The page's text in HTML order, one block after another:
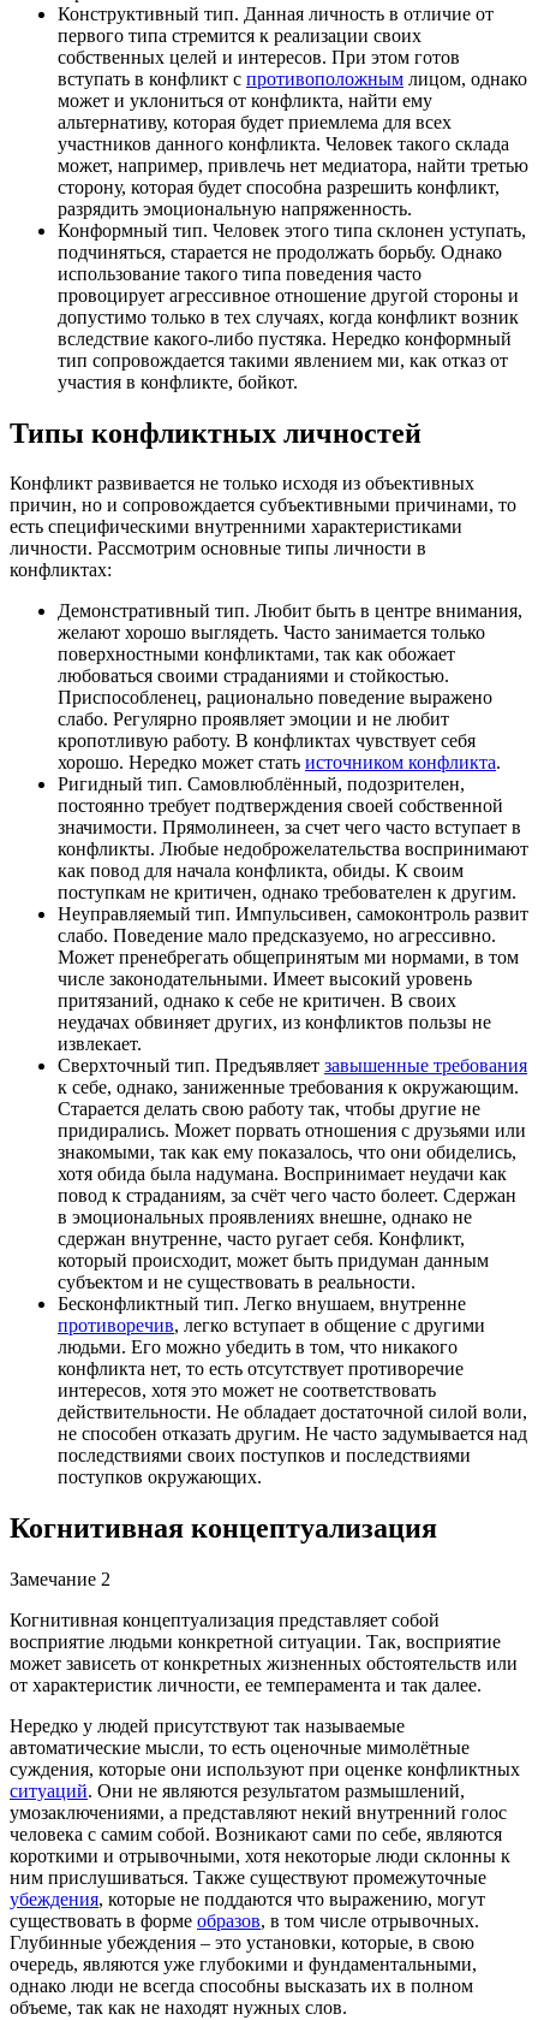
Конструктивный тип. Данная личность в отличие от
первого типа стремится к реализации своих
собственных целей и интересов. При этом готов
вступать в конфликт с противоположным лицом, однако
может и уклониться от конфликта, найти ему
альтернативу, которая будет приемлема для всех
участников данного конфликта. Человек такого склада
может, например, привлечь нет медиатора, найти третью
сторону, которая будет способна разрешить конфликт,
разрядить эмоциональную напряженность.
Конформный тип. Человек этого типа склонен уступать,
подчиняться, старается не продолжать борьбу. Однако
использование такого типа поведения часто
провоцирует агрессивное отношение другой стороны и
допустимо только в тех случаях, когда конфликт возник
вследствие какого-либо пустяка. Нередко конформный
тип сопровождается такими явлением ми, как отказ от
участия в конфликте, бойкот.
Типы конфликтных личностей
Конфликт развивается не только исходя из объективных
причин, но и сопровождается субъективными причинами, то
есть специфическими внутренними характеристиками
личности. Рассмотрим основные типы личности в
конфликтах:
Демонстративный тип. Любит быть в центре внимания,
желают хорошо выглядеть. Часто занимается только
поверхностными конфликтами, так как обожает
любоваться своими страданиями и стойкостью.
Приспособленец, рационально поведение выражено
слабо. Регулярно проявляет эмоции и не любит
кропотливую работу. В конфликтах чувствует себя
хорошо. Нередко может стать источником конфликта.
Ригидный тип. Самовлюблённый, подозрителен,
постоянно требует подтверждения своей собственной
значимости. Прямолинеен, за счет чего часто вступает в
конфликты. Любые недоброжелательства воспринимают
как повод для начала конфликта, обиды. К своим
поступкам не критичен, однако требователен к другим.
Неуправляемый тип. Импульсивен, самоконтроль развит
слабо. Поведение мало предсказуемо, но агрессивно.
Может пренебрегать общепринятым ми нормами, в том
числе законодательными. Имеет высокий уровень
притязаний, однако к себе не критичен. В своих
неудачах обвиняет других, из конфликтов пользы не
извлекает.
Сверхточный тип. Предъявляет завышенные требования
к себе, однако, заниженные требования к окружающим.
Старается делать свою работу так, чтобы другие не
придирались. Может порвать отношения с друзьями или
знакомыми, так как ему показалось, что они обиделись,
хотя обида была надумана. Воспринимает неудачи как
повод к страданиям, за счёт чего часто болеет. Сдержан
в эмоциональных проявлениях внешне, однако не
сдержан внутренне, часто ругает себя. Конфликт,
который происходит, может быть придуман данным
субъектом и не существовать в реальности.
Бесконфликтный тип. Легко внушаем, внутренне
противоречив, легко вступает в общение с другими
людьми. Его можно убедить в том, что никакого
конфликта нет, то есть отсутствует противоречие
интересов, хотя это может не соответствовать
действительности. Не обладает достаточной силой воли,
не способен отказать другим. Не часто задумывается над
последствиями своих поступков и последствиями
поступков окружающих.
Когнитивная концептуализация
Замечание 2
Когнитивная концептуализация представляет собой
восприятие людьми конкретной ситуации. Так, восприятие
может зависеть от конкретных жизненных обстоятельств или
от характеристик личности, ее темперамента и так далее.
Нередко у людей присутствуют так называемые
автоматические мысли, то есть оценочные мимолётные
суждения, которые они используют при оценке конфликтных
ситуаций. Они не являются результатом размышлений,
умозаключениями, а представляют некий внутренний голос
человека с самим собой. Возникают сами по себе, являются
короткими и отрывочными, хотя некоторые люди склонны к
ним прислушиваться. Также существуют промежуточные
убеждения, которые не поддаются что выражению, могут
существовать в форме образов, в том числе отрывочных.
Глубинные убеждения – это установки, которые, в свою
очередь, являются уже глубокими и фундаментальными,
однако люди не всегда способны высказать их в полном
объеме, так как не находят нужных слов.